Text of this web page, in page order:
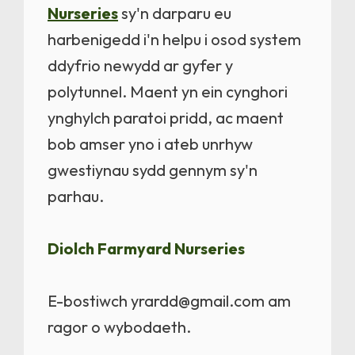
Nurseriessy'n darparu eu
harbenigedd i'n helpu i osod system
ddyfrio newydd ar gyfer y
polytunnel. Maent yn ein cynghori
ynghylch paratoi pridd, ac maent
bob amser yno i ateb unrhyw
gwestiynau sydd gennym sy'n
parhau.
Diolch Farmyard Nurseries
E-bostiwch yrardd@gmail.com am
ragor o wybodaeth.